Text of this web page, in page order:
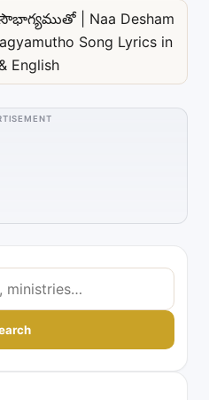
| Naa Desham
Song Lyrics in
English